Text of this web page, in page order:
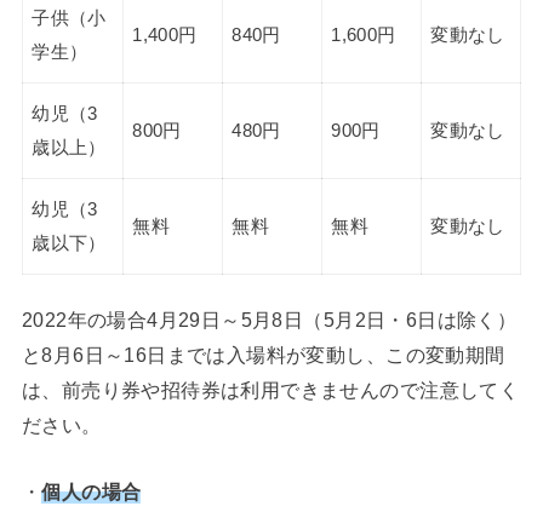
子供（小
学生）
1,400円 840円 1,600円 変動なし
幼児（3
歳以上）
800円 480円 900円 変動なし
幼児（3
歳以下）
無料 無料 無料 変動なし
2022年の場合4月29日～5月8日（5月2日・6日は除く）
と8月6日～16日までは入場料が変動し、この変動期間
は、前売り券や招待券は利用できませんので注意してく
ださい。
・個人の場合